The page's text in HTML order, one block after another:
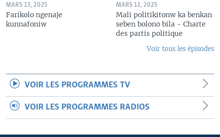
MARS 13, 2025
Farikolo ngenaje
kunnafoniw
MARS 12, 2025
Mali politikitonw ka benkan
seben bolono bila - Charte
des partis politique
Voir tous les épisodes
VOIR LES PROGRAMMES TV
VOIR LES PROGRAMMES RADIOS